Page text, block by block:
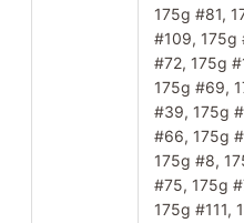
175g #81,
#109, 175g
#72, 175g
175g #69,
#39, 175g
#66, 175g
175g #8,
#75, 175g
175g #111,